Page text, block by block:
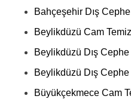
Bahçeşehir Dış
Beylikdüzü Cam
Beylikdüzü Dış
Beylikdüzü Dış
Büyükçekmece Cam